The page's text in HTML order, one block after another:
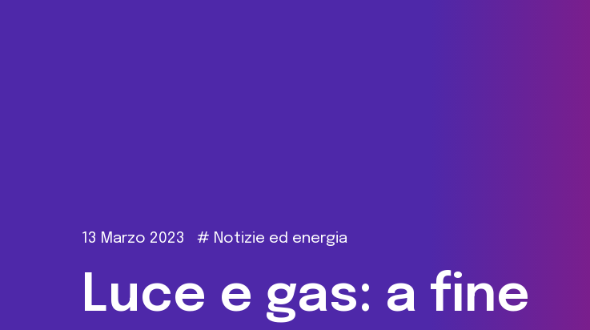
13 Marzo 2023 # Notizie ed energia
Luce e gas: a fine